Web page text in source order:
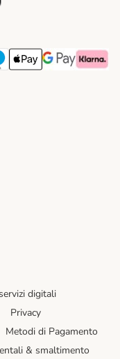
Method
Payment Method
Apple pay. Payment
Google Pay
Klarna
digitali
Privacy
Metodi di Pagamento
& smaltimento